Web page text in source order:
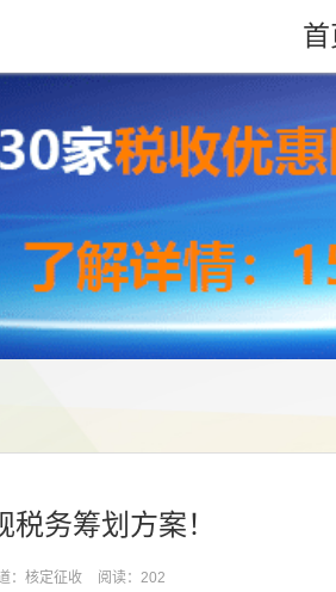
首
务筹划方案！
： 核定征收 阅读：202